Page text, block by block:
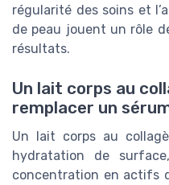
régularité des soins et
de peau jouent un rôle
résultats.
Un lait corps au
remplacer un
Un lait corps au
hydratation de
concentration en actifs